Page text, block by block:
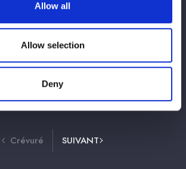
Allow all
Allow selection
Deny
【4/26 お渡し会情報】横浜アリーナ大会
にてスターライト・キッド選手のポートレ
ートお渡し会を開催！
Crévuré SUIVANT